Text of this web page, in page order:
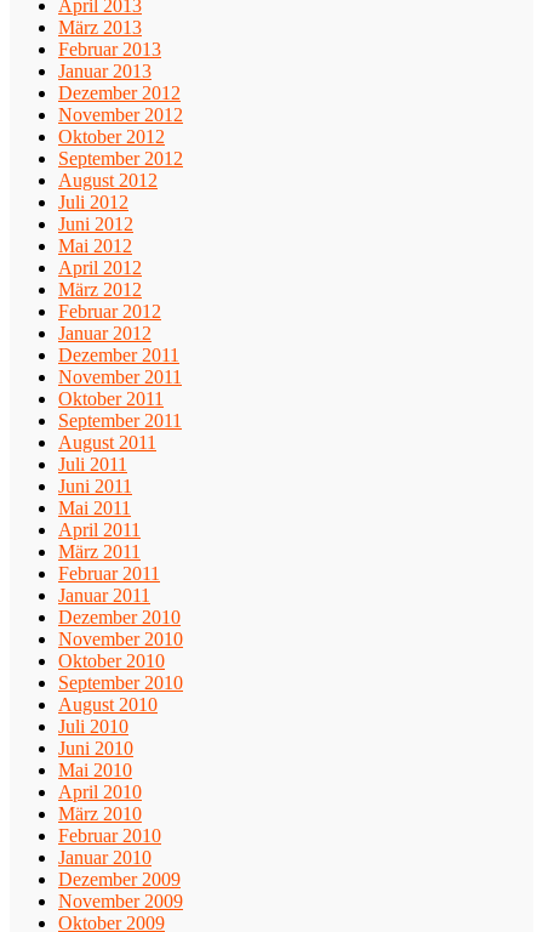
April 2013
März 2013
Februar 2013
Januar 2013
Dezember 2012
November 2012
Oktober 2012
September 2012
August 2012
Juli 2012
Juni 2012
Mai 2012
April 2012
März 2012
Februar 2012
Januar 2012
Dezember 2011
November 2011
Oktober 2011
September 2011
August 2011
Juli 2011
Juni 2011
Mai 2011
April 2011
März 2011
Februar 2011
Januar 2011
Dezember 2010
November 2010
Oktober 2010
September 2010
August 2010
Juli 2010
Juni 2010
Mai 2010
April 2010
März 2010
Februar 2010
Januar 2010
Dezember 2009
November 2009
Oktober 2009